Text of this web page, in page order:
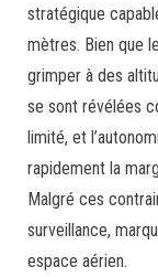
stratégique
mètres. Bien que
grimper à des
se sont révélées
limité, et
rapidement la
Malgré ces
surveillance,
espace aérien.